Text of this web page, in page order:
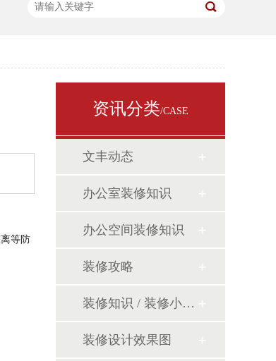
等防
资讯分类/CASE
文丰动态
办公室装修知识
办公空间装修知识
装修攻略
装修知识 / 装修小课堂
装修设计效果图